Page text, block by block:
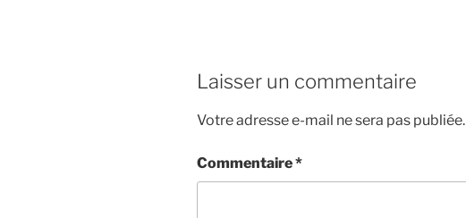
Laisser un commentaire
Votre adresse e-mail ne sera pas publiée.
Commentaire*